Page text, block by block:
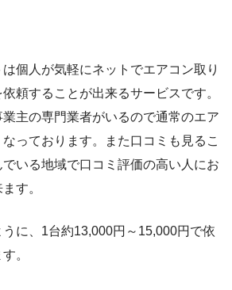
個人が気軽にネットでエアコン取り
頼することが出来るサービスです。
主の専門業者がいるので通常のエア
っております。また口コミも見るこ
いる地域で口コミ評価の高い人にお
す。
うに、1台約13,000円～15,000円で依
。